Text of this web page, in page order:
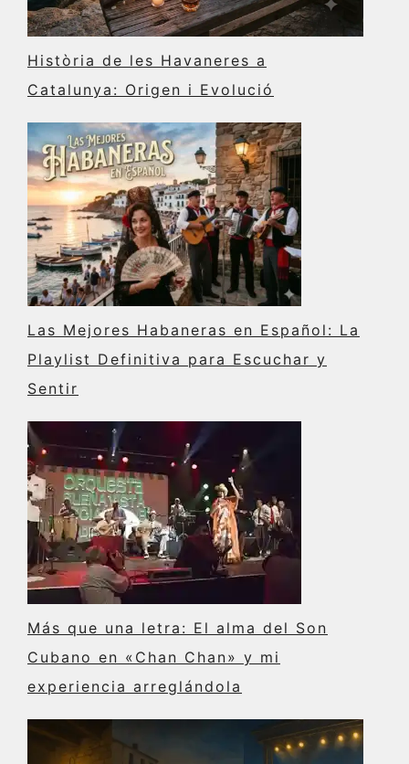
Història de les Havaneres a
Catalunya: Origen i Evolució
Las Mejores Habaneras en Español: La
Playlist Definitiva para Escuchar y
Sentir
Más que una letra: El alma del Son
Cubano en «Chan Chan» y mi
experiencia arreglándola